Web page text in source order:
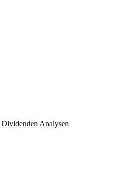
Dividenden Analysen